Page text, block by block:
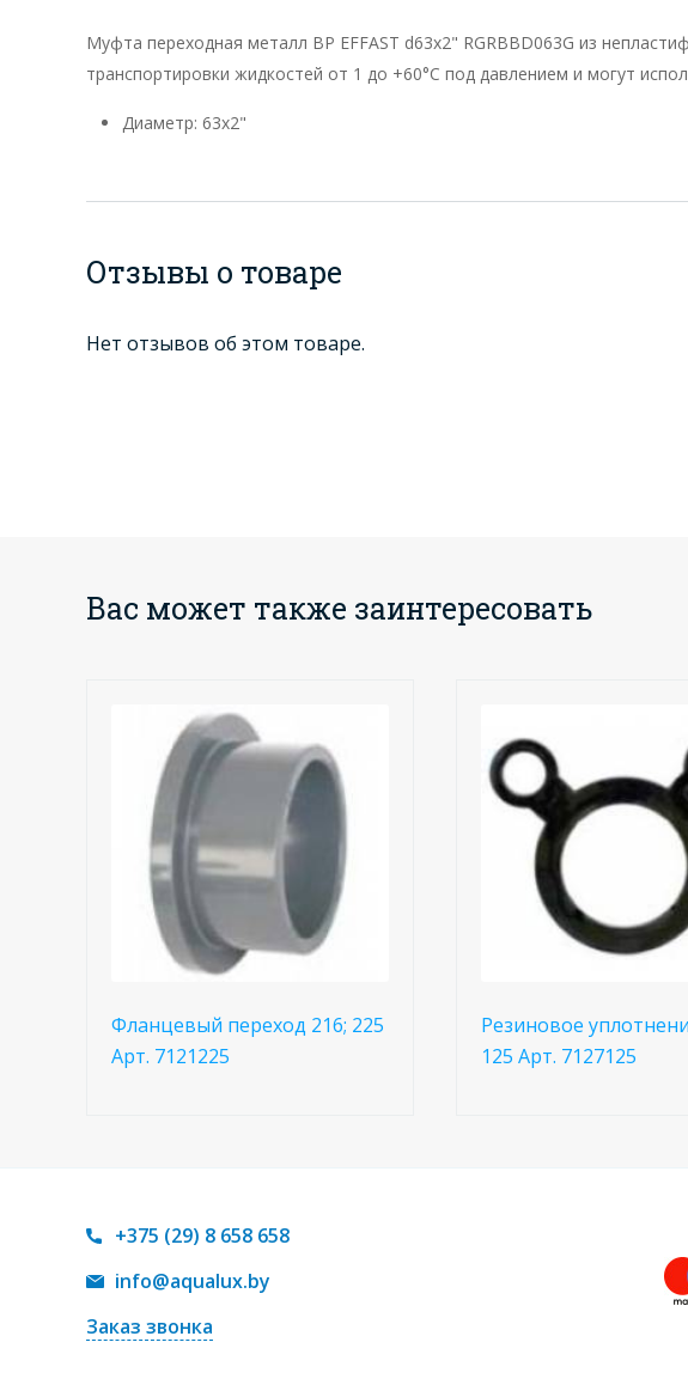
Муфта переходная металл BР EFFAST d63x2" RGRBBD063G из
транспортировки жидкостей от 1 до +60°C под давлением и могут
Диаметр: 63x2"
Отзывы о товаре
Нет отзывов об этом товаре.
Вас может также заинтересовать
Фланцевый переход 216; 225
Арт. 7121225
Резиновое
125 Арт. 7127125
+375 (29) 8 658 658
info@aqualux.by
Заказ звонка